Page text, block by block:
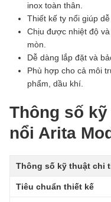
inox toàn thân.
Thiết kế ty nổi giúp
Chịu được nhiệt độ
mòn.
Dễ dàng lắp đặt và
Phù hợp cho cả môi
phẩm, dầu khí.
Thông số
nổi Arita
Thông số kỹ thuật chi
Tiêu chuẩn thiết kế